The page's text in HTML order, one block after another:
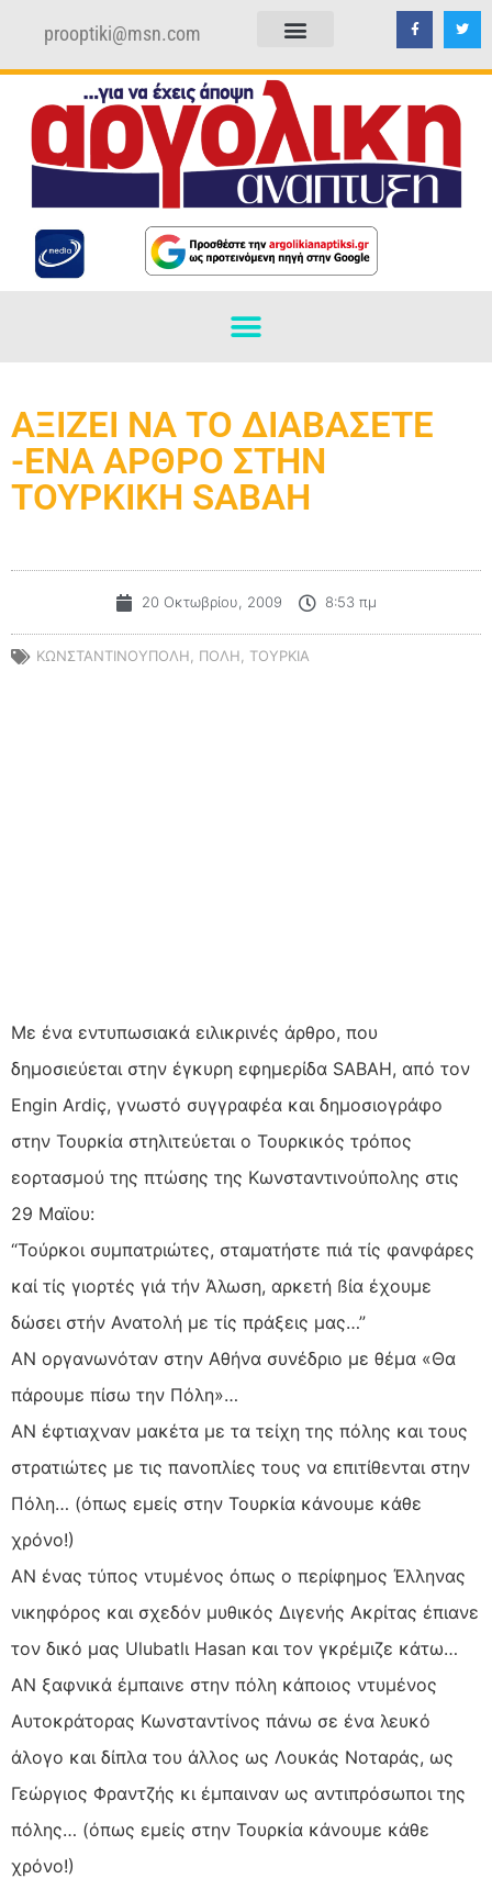
prooptiki@msn.com
ΑΞΙΖΕΙ ΝΑ ΤΟ ΔΙΑΒΑΣΕΤΕ
-ΕΝΑ ΑΡΘΡΟ ΣΤΗΝ
ΤΟΥΡΚΙΚΗ SABAH
20 Οκτωβρίου, 2009 8:53 πμ
ΚΩΝΣΤΑΝΤΙΝΟΥΠΟΛΗ, ΠΟΛΗ, ΤΟΥΡΚΙΑ
Με ένα εντυπωσιακά ειλικρινές άρθρο, που
δηµοσιεύεται στην έγκυρη εφηµερίδα SABAH, από τον
Engin Ardiç, γνωστό συγγραφέα και δηµοσιογράφο
στην Τουρκία στηλιτεύεται ο Τουρκικός τρόπος
εορτασµού της πτώσης της Κωνσταντινούπολης στις
29 Μαϊου:
“Τούρκοι συµπατριώτες, σταµατήστε πιά τίς φανφάρες
καί τίς γιορτές γιά τήν Άλωση, αρκετή ßία έχουµε
δώσει στήν Ανατολή µε τίς πράξεις µας…”
ΑΝ οργανωνόταν στην Αθήνα συνέδριο µε θέµα «Θα
πάρουµε πίσω την Πόλη»…
ΑΝ έφτιαχναν µακέτα µε τα τείχη της πόλης και τους
στρατιώτες µε τις πανοπλίες τους να επιτίθενται στην
Πόλη… (όπως εµείς στην Τουρκία κάνουµε κάθε
χρόνο!)
ΑΝ ένας τύπος ντυµένος όπως ο περίφηµος Έλληνας
νικηφόρος και σχεδόν µυθικός Διγενής Ακρίτας έπιανε
τον δικό µας Ulubatlι Hasan και τον γκρέµιζε κάτω…
ΑΝ ξαφνικά έµπαινε στην πόλη κάποιος ντυµένος
Αυτοκράτορας Κωνσταντίνος πάνω σε ένα λευκό
άλογο και δίπλα του άλλος ως Λουκάς Νοταράς, ως
Γεώργιος Φραντζής κι έµπαιναν ως αντιπρόσωποι της
πόλης… (όπως εµείς στην Τουρκία κάνουµε κάθε
χρόνο!)